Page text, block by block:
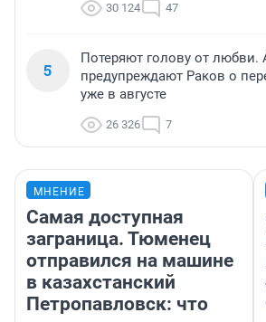
30 124 47
5
Потеряют голову от любви.
предупреждают Раков о
уже в августе
26 326 7
МНЕНИЕ
Самая доступная
заграница. Тюменец
отправился на машине
в казахстанский
Петропавловск: что